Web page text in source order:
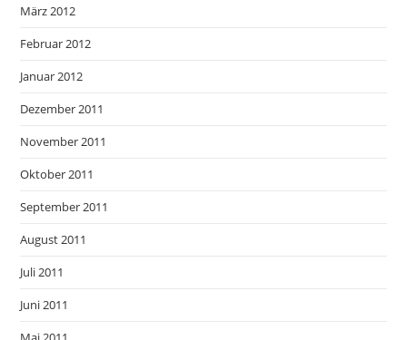
März 2012
Februar 2012
Januar 2012
Dezember 2011
November 2011
Oktober 2011
September 2011
August 2011
Juli 2011
Juni 2011